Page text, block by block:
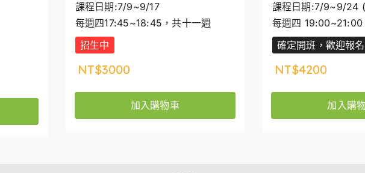
課程日期:7/9~9/17
每週四17:45~18:45，共十一週
招生中
NT$3000
加入購物車
課程日期:7/9~9/24
每週四 19:00~21:00
確定開班，歡迎報名
NT$4200
加入購